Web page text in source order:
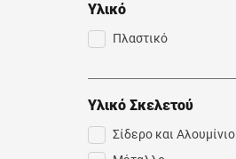
Υλικό
Πλαστικό
Υλικό Σκελετού
Σίδερο και Αλουμίνιο